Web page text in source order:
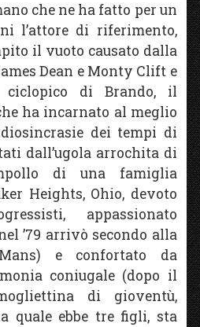
che ne ha fatto per un
l’attore di riferimento,
il vuoto causato dalla
Dean e Monty Clift e
ciclopico di Brando, il
ha incarnato al meglio
dei tempi di
dall’ugola arrochita di
di una famiglia
Heights, Ohio, devoto
appassionato
’79 arrivò secondo alla
e confortato da
coniugale (dopo il
di gioventù,
quale ebbe tre figli, sta